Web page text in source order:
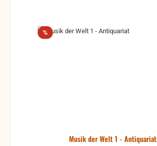
%Rabatt
Musik der Welt 1 - Antiquariat